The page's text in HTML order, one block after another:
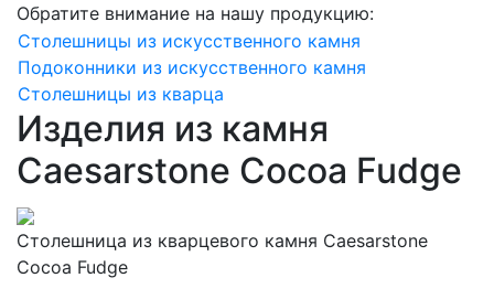
Обратите внимание на нашу продукцию:
Столешницы из искусственного камня
Подоконники из искусственного камня
Столешницы из кварца
Изделия из камня
Caesarstone Cocoa Fudge
Столешница из кварцевого камня Caesarstone
Cocoa Fudge